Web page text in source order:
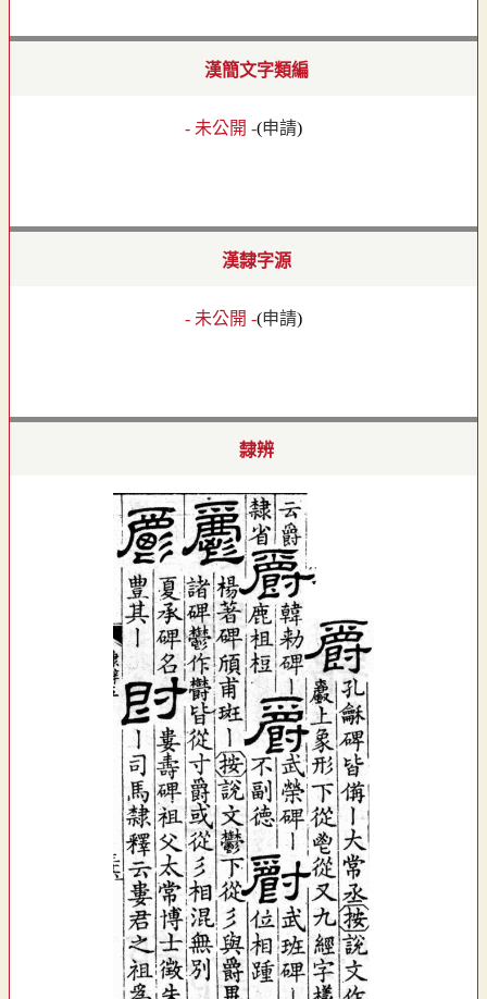
漢簡文字類編
- 未公開 -(申請)
漢隸字源
- 未公開 -(申請)
隸辨